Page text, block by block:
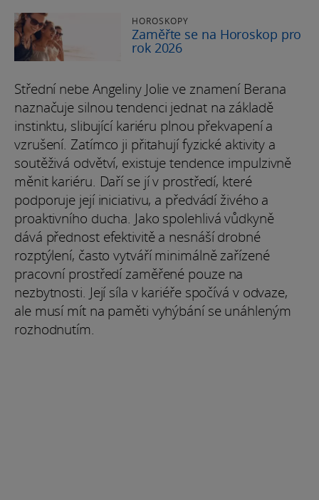
HOROSKOPY
Zaměřte se na Horoskop pro
rok 2026
Střední nebe Angeliny Jolie ve znamení Berana
naznačuje silnou tendenci jednat na základě
instinktu, slibující kariéru plnou překvapení a
vzrušení. Zatímco ji přitahují fyzické aktivity a
soutěživá odvětví, existuje tendence impulzivně
měnit kariéru. Daří se jí v prostředí, které
podporuje její iniciativu, a předvádí živého a
proaktivního ducha. Jako spolehlivá vůdkyně
dává přednost efektivitě a nesnáší drobné
rozptýlení, často vytváří minimálně zařízené
pracovní prostředí zaměřené pouze na
nezbytnosti. Její síla v kariéře spočívá v odvaze,
ale musí mít na paměti vyhýbání se unáhleným
rozhodnutím.